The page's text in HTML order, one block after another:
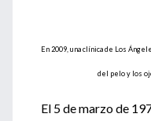
En 2009, una clínica de Los
del pelo y los
El 5 de marzo de